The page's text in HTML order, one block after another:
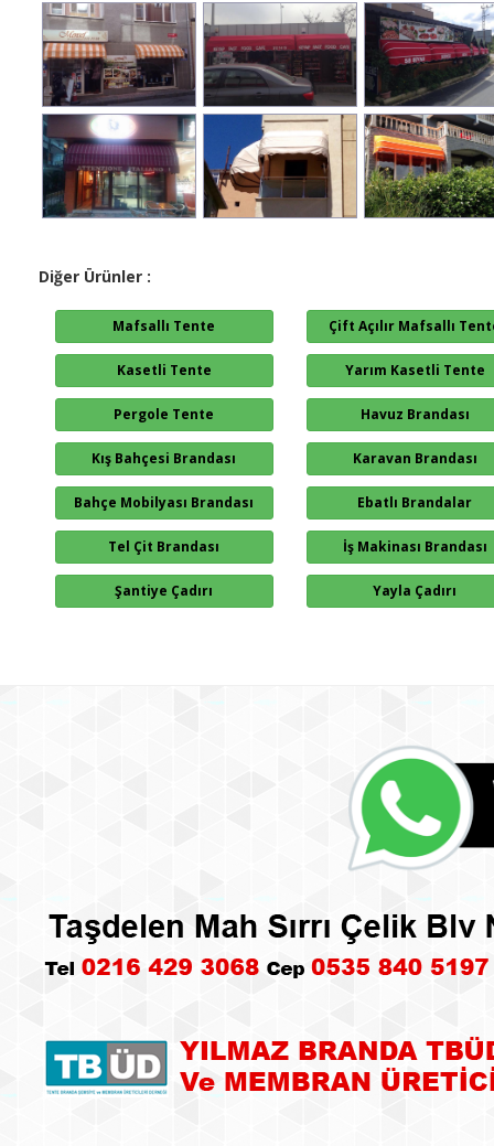
Diğer Ürünler :
Mafsallı Tente Çift Açılır Mafsallı
Kasetli Tente Yarım Kasetli Tente
Pergole Tente Havuz Brandası
Kış Bahçesi Brandası Karavan Brandası
Bahçe Mobilyası Brandası Ebatlı Brandalar
Tel Çit Brandası İş Makinası Brandası
Şantiye Çadırı Yayla Çadırı